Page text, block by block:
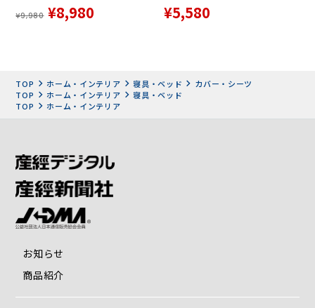
¥9,980 ¥8,980 ¥5,580
TOP ホーム・インテリア 寝具・ベッド
カバー・シーツ
TOP
ホーム・インテリア
寝具・ベッド
TOP
ホーム・インテリア
お知らせ
商品紹介